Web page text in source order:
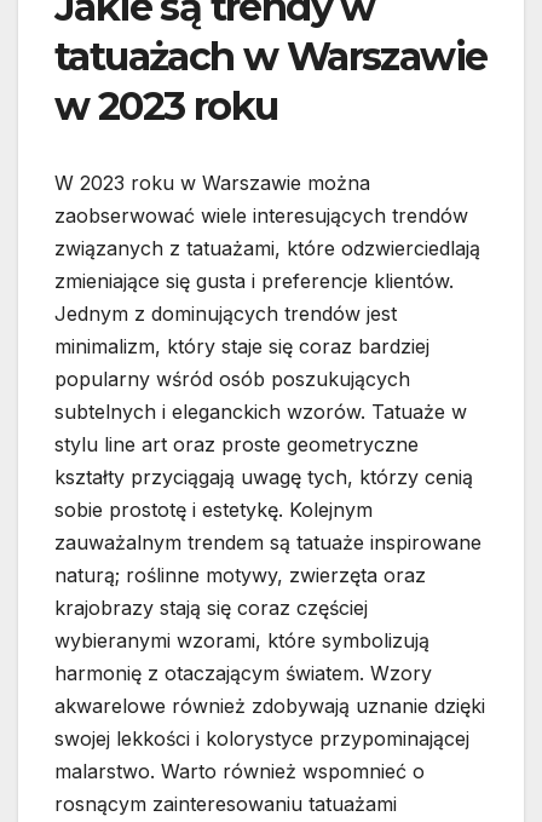
tatuażach w Warszawie
w 2023 roku
W 2023 roku w Warszawie można
zaobserwować wiele interesujących trendów
związanych z tatuażami, które odzwierciedlają
zmieniające się gusta i preferencje klientów.
Jednym z dominujących trendów jest
minimalizm, który staje się coraz bardziej
popularny wśród osób poszukujących
subtelnych i eleganckich wzorów. Tatuaże w
stylu line art oraz proste geometryczne
kształty przyciągają uwagę tych, którzy cenią
sobie prostotę i estetykę. Kolejnym
zauważalnym trendem są tatuaże inspirowane
naturą; roślinne motywy, zwierzęta oraz
krajobrazy stają się coraz częściej
wybieranymi wzorami, które symbolizują
harmonię z otaczającym światem. Wzory
akwarelowe również zdobywają uznanie dzięki
swojej lekkości i kolorystyce przypominającej
malarstwo. Warto również wspomnieć o
rosnącym zainteresowaniu tatuażami